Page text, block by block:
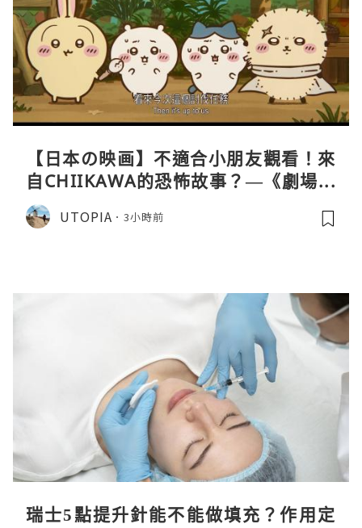
【日本の映画】不適合小朋友觀看！來
自CHIIKAWA的恐怖故事？—《劇場版
CHIIKAWA 人魚島的秘密》
UTOPIA 3小時前
瑞士5點提升針能不能做填充？作用定